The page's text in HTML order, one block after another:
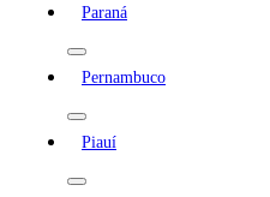
Paraná
Pernambuco
Piauí